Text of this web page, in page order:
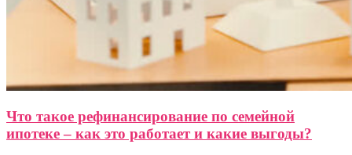
Что такое рефинансирование по семейной
ипотеке – как это работает и какие выгоды?